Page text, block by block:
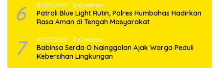
6 07/07/2026 0 Komentar
Patroli Blue Light Rutin, Polres Humbahas Hadirkan
Rasa Aman di Tengah Masyarakat
7 07/07/2026 0 Komentar
Babinsa Serda O Nainggolan Ajak Warga Peduli
Kebersihan Lingkungan